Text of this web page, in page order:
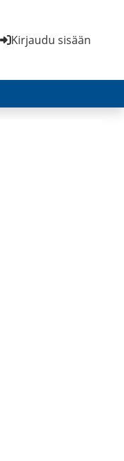
Kirjaudu sisään